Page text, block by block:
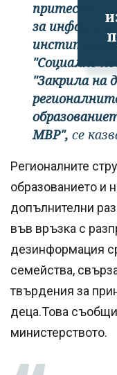
за
"Социално
"Закрила на
МВР", се
Регионалните
образованието и
допълнителни
във връзка с
дезинформация
семейства,
твърдения за
деца.Това
министерството.